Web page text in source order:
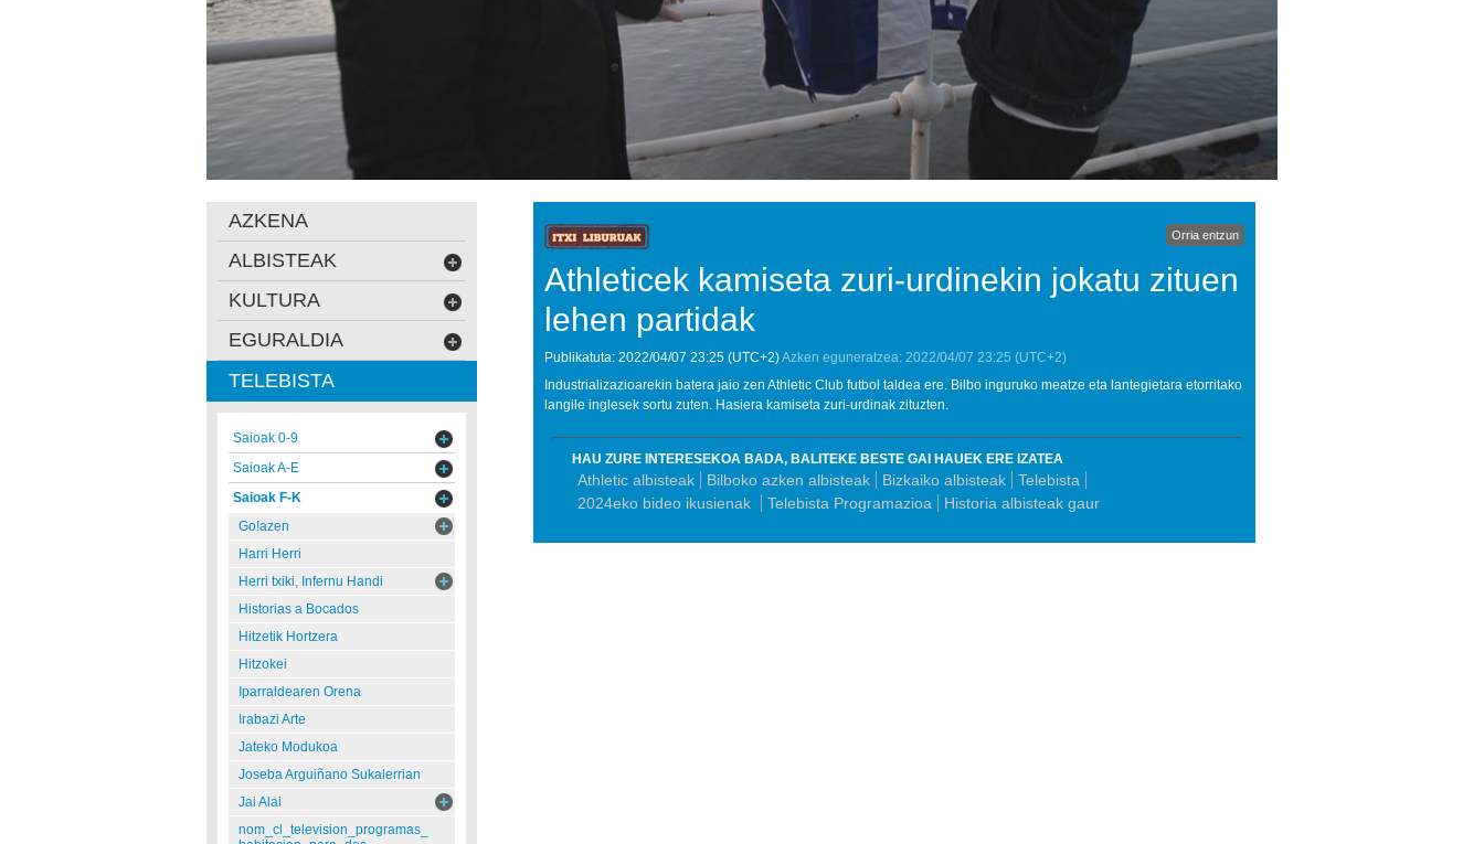
Orria entzun
Athleticek kamiseta zuri-urdinekin jokatu zituen
lehen partidak
Publikatuta: 2022/04/07 23:25 (UTC+2)Azken eguneratzea: 2022/04/07 23:25 (UTC+2)
Industrializazioarekin batera jaio zen Athletic Club futbol taldea ere. Bilbo inguruko meatze eta lantegietara etorritako
langile inglesek sortu zuten. Hasiera kamiseta zuri-urdinak zituzten.
HAU ZURE INTERESEKOA BADA, BALITEKE BESTE GAI HAUEK ERE IZATEA
Athletic albisteak Bilboko azken albisteak Bizkaiko albisteak
Telebista
2024eko bideo ikusienak
Telebista Programazioa Historia albisteak gaur
AZKENA
ALBISTEAK
KULTURA
EGURALDIA
TELEBISTA
Saioak 0-9
Saioak A-E
Saioak F-K
Go!azen
Harri Herri
Herri txiki, Infernu Handi
Historias a Bocados
Hitzetik Hortzera
Hitzokei
Iparraldearen Orena
Irabazi Arte
Jateko Modukoa
Joseba Arguiñano Sukalerrian
Jai Alai
nom_cl_television_programas_